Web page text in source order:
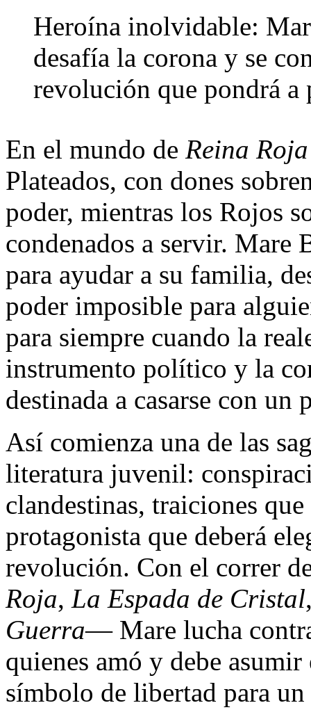
Heroína inolvidable:
desafía la corona y se
revolución que pondrá a
En el mundo de Reina Roja
Plateados, con dones
poder, mientras los Rojos
condenados a servir. Mare
para ayudar a su familia,
poder imposible para
para siempre cuando la
instrumento político y la
destinada a casarse con un
Así comienza una de las
literatura juvenil:
clandestinas, traiciones
protagonista que deberá
revolución. Con el correr
Roja, La Espada de Cristal
Guerra— Mare lucha
quienes amó y debe
símbolo de libertad para